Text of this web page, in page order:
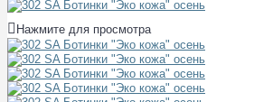
Нажмите для просмотра